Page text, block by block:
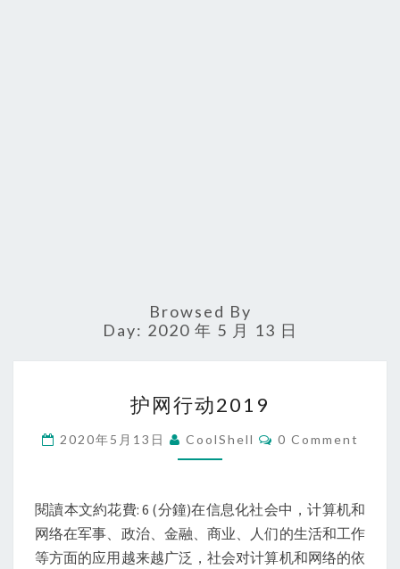
Browsed By
Day: 2020 年 5 月 13 日
网
行
动
护网行动2019
2020年5月13日 CoolShell Comments
0 Comment
閱讀本文約花費: 6 (分鐘)在信息化社会中，计算机和
网络在军事、政治、金融、商业、人们的生活和工作
等方面的应用越来越广泛，社会对计算机和网络的依